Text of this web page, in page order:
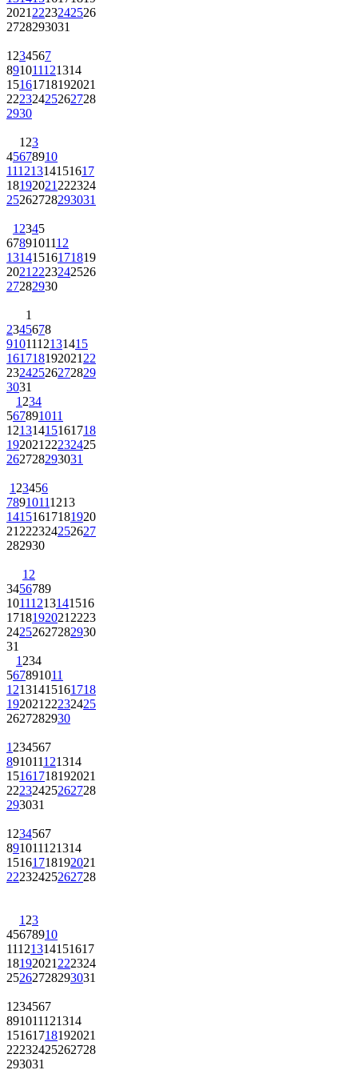
2021 2223242526
2728293031
1 234567
891011121314
15161718192021
22232425262728
2930
1 23
45678910
11121314151617
18192021 222324
25262728293031
1 2345
6789101112
13141516171819
2021 2223242526
27282930
1
2345678
9101112131415
161718192021 22
23242526272829
3031
1 234
567891011
12131415161718
192021 22232425
262728293031
1 23456
78910111213
14151617181920
21 222324252627
282930
1 2
3456789
10111213141516
1718192021 2223
24252627282930
31
1 234
567891011
12131415161718
192021 22232425
2627282930
1 234567
891011121314
15161718192021
22232425262728
293031
1 234567
891011121314
15161718192021
22232425262728
1 23
45678910
11121314151617
18192021 222324
25262728293031
1 234567
891011121314
15161718192021
22232425262728
293031